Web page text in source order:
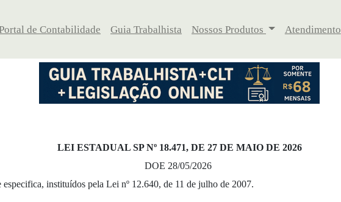
de Contabilidade Guia Trabalhista Nossos Produtos Atendimento
LEI ESTADUAL SP Nº 18.471, DE 27 DE MAIO DE 2026
DOE 28/05/2026
especifica, instituídos pela Lei nº 12.640, de 11 de julho de 2007.